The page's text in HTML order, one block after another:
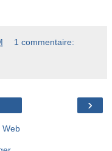
1 commentaire:
›
Web